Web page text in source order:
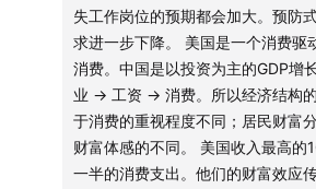
欢迎在评论区互动，或者给我写邮件
qizhulouyanbinke@gmail.com。
节目BGM：
The Long Way Round - Jodymoon
失工作岗位的预期都会加大。预防
求进一步下降。 美国是一个消费驱
消费。中国是以投资为主的GDP
业 → 工资 → 消费。所以经济结构
于消费的重视程度不同；居民财富
财富体感的不同。 美国收入最高的
一半的消费支出。他们的财富效应